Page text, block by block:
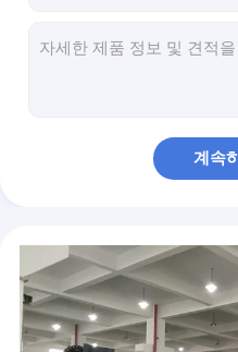
250 바 수력발파통은 / 스풀 유형 3 방식
G3/8 " 석유항 작은 유압 팩, 8L
전문적 G3/8 석유항 수력 메니폴
전기도금한 것 유압 흐름
성능 알루미늄 유압 흐름
계속